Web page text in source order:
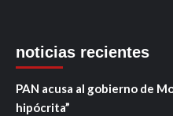
noticias recientes
PAN acusa al gobierno de
hipócrita”